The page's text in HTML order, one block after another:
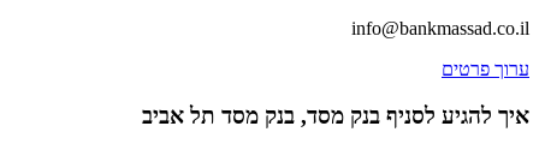
info@bankmassad.co.il
ערוך פרטים
איך להגיע לסניף בנק מסד, בנק מסד תל אביב